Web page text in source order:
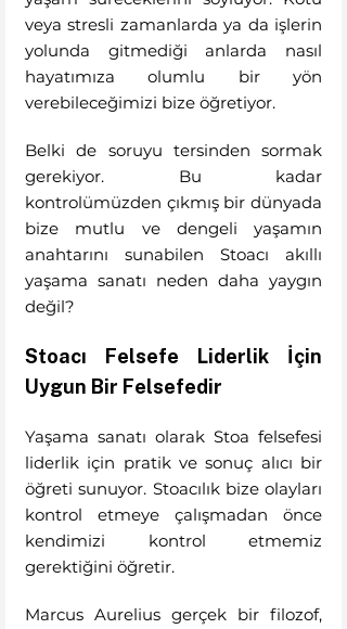
veya stresli zamanlarda ya da işlerin
yolunda gitmediği anlarda nasıl
hayatımıza olumlu bir yön
verebileceğimizi bize öğretiyor.
Belki de soruyu tersinden sormak
gerekiyor. Bu kadar
kontrolümüzden çıkmış bir dünyada
bize mutlu ve dengeli yaşamın
anahtarını sunabilen Stoacı akıllı
yaşama sanatı neden daha yaygın
değil?
Stoacı Felsefe Liderlik İçin
Uygun Bir Felsefedir
Yaşama sanatı olarak Stoa felsefesi
liderlik için pratik ve sonuç alıcı bir
öğreti sunuyor. Stoacılık bize olayları
kontrol etmeye çalışmadan önce
kendimizi kontrol etmemiz
gerektiğini öğretir.
Marcus Aurelius gerçek bir filozof,